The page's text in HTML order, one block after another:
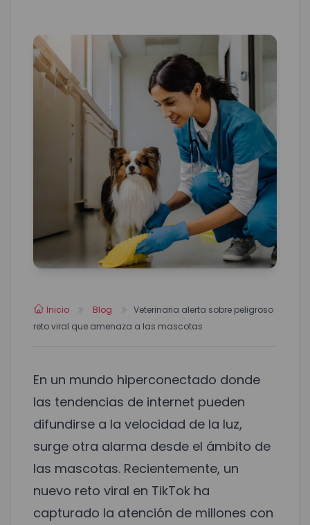
Inicio Blog
Veterinaria alerta sobre peligroso
reto viral que amenaza a las mascotas
En un mundo hiperconectado donde
las tendencias de internet pueden
difundirse a la velocidad de la luz,
surge otra alarma desde el ámbito de
las mascotas. Recientemente, un
nuevo reto viral en TikTok ha
capturado la atención de millones con